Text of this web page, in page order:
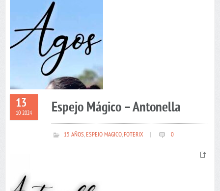
13
10 2024 Espejo Mágico – Antonella
15 AÑOS,ESPEJO MAGICO,FOTERIX 0